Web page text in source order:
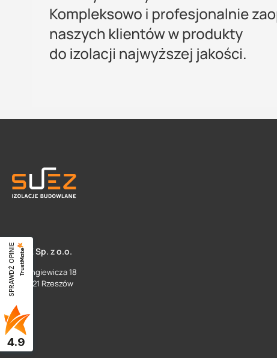
SUEZ Sp. z o.o.
ul. Langiewicza 18
35 - 021 Rzeszów
SPRAWDŹ OPINIE
4.9